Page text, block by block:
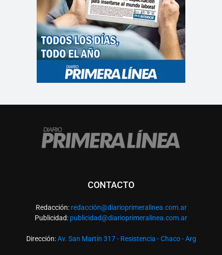
CONTACTO
Redacción: redacción@diarioprimeralinea.com.ar
Publicidad: publicidad@diarioprimeralinea.com.ar
Dirección:Av. San Martín 317 - Resistencia - Chaco - Arg